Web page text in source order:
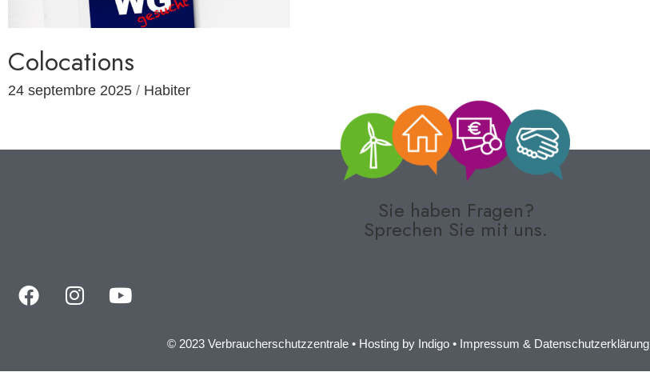
Colocations
24 septembre 2025 / Habiter
Sie haben Fragen?
Sprechen Sie mit uns.
© 2023 Verbraucherschutzzentrale • Hosting by Indigo• Impressum & Datenschutzerklärung